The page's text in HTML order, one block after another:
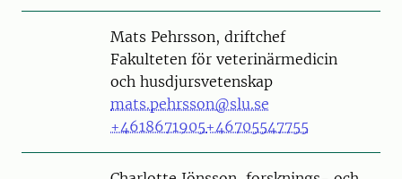
PersonMats Pehrsson, driftchef
Fakulteten för veterinärmedicin
och husdjursvetenskap
mats.pehrsson@slu.se
+4618671905+46705547755